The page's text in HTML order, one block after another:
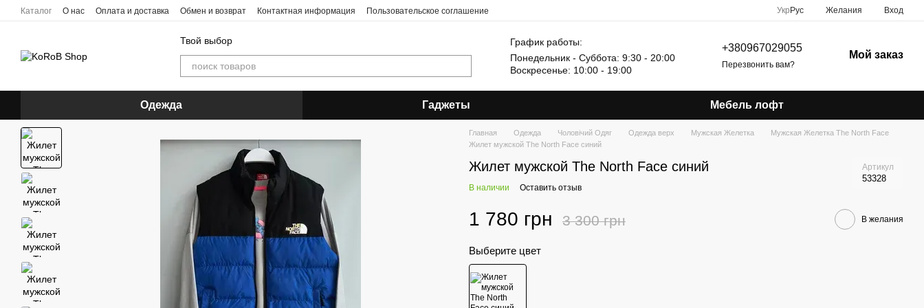
Перейти к основному контенту
Каталог О нас Оплата и доставка Обмен и возврат Контактная информация Пользовательское соглашение Укр Рус Желания Вход
Твой выбор
График работы:
Понедельник - Суббота: 9:30 - 20:00
Воскресенье: 10:00 - 19:00
+380967029055
Перезвонить вам?
Мой заказ
Одежда Гаджеты Мебель лофт
Главная Одежда Чоловічий Одяг Одежда верх Мужская Желетка
Мужская Желетка The North Face
Жилет мужской The North Face синий
Жилет мужской The North Face синий Артикул
53328
В наличии Оставить отзыв
1 780 грн 3 300 грн В желания
Выберите цвет